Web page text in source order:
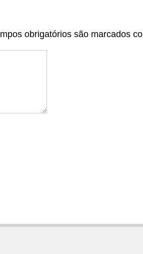
obrigatórios são marcados